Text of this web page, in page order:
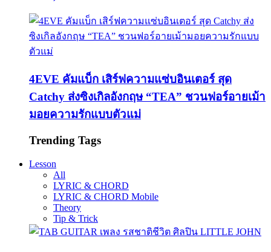
4EVE คัมแบ็ก เสิร์ฟความแซ่บอินเตอร์ สุด
Catchy ส่งซิงเกิลอังกฤษ “TEA” ชวนฟอร์อายเม้า
มอยความรักแบบตัวแม่
Trending Tags
Lesson
All
LYRIC & CHORD
LYRIC & CHORD Mobile
Theory
Tip & Trick